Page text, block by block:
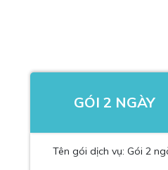
GÓI 2 NGÀY
Tên gói dịch vụ: Gói 2